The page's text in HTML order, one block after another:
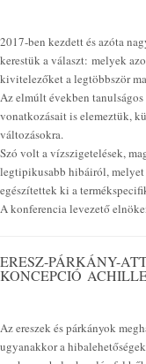
2017-ben kezdett és azóta
kerestük a választ: melyek
kivitelezőket a legtöbbször
Az elmúlt években
vonatkozásait is elemeztük,
változásokra.
Szó volt a vízszigetelések,
legtipikusabb hibáiról, melyet
egészítettek ki a
A konferencia levezető
ERESZ-PÁRKÁNY-
KONCEPCIÓ
Az ereszek és párkányok
ugyanakkor a